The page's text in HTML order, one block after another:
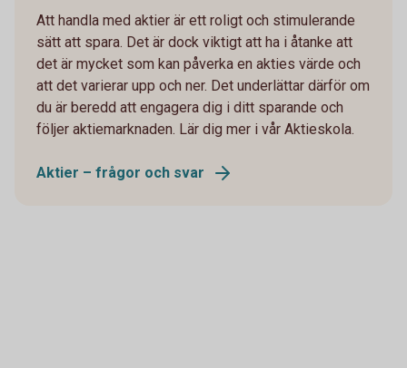
Att handla med aktier är ett roligt och stimulerande
sätt att spara. Det är dock viktigt att ha i åtanke att
det är mycket som kan påverka en akties värde och
att det varierar upp och ner. Det underlättar därför om
du är beredd att engagera dig i ditt sparande och
följer aktiemarknaden. Lär dig mer i vår Aktieskola.
Aktier – frågor och svar